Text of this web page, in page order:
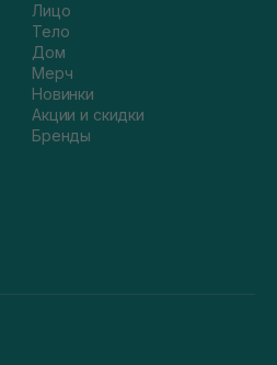
Лицо
Тело
Дом
Мерч
Новинки
Акции и скидки
Бренды